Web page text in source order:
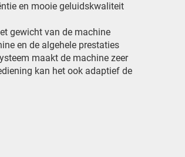
en mooie geluidskwaliteit
gewicht van de machine
en de algehele prestaties
maakt de machine zeer
kan het ook adaptief de